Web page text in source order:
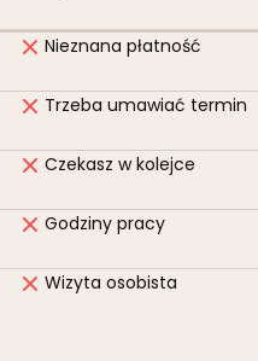
Nieznana płatność
Trzeba umawiać termin
Czekasz w kolejce
Godziny pracy
Wizyta osobista